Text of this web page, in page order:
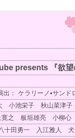
presents 『欲望
出： ケラリーノ•サンド
小池栄子 秋山菜津
寛之 板垣雄亮 小柳心
十田勇一 入江雅人